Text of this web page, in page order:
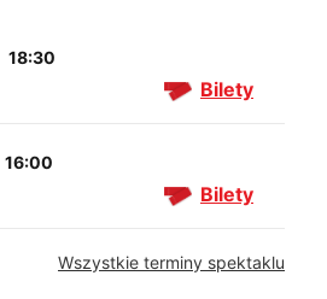
18:30
Bilety
16:00
Bilety
Wszystkie terminy spektaklu